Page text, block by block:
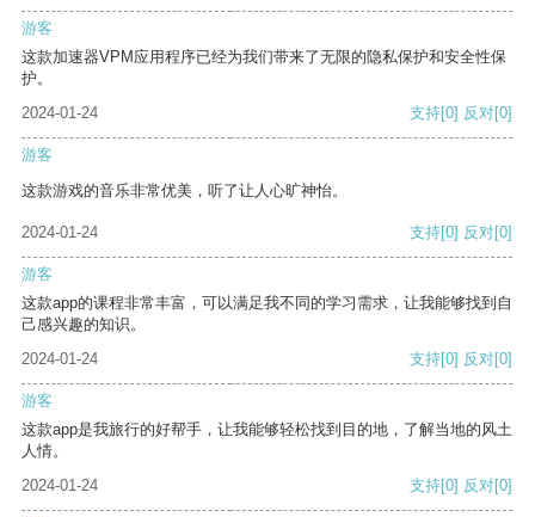
游客
这款加速器VPM应用程序已经为我们带来了无限的隐私保护和安全性保
护。
2024-01-24
支持[0] 反对[0]
游客
这款游戏的音乐非常优美，听了让人心旷神怡。
2024-01-24 支持[0] 反对[0]
游客
这款app的课程非常丰富，可以满足我不同的学习需求，让我能够找到自
己感兴趣的知识。
2024-01-24
支持[0] 反对[0]
游客
这款app是我旅行的好帮手，让我能够轻松找到目的地，了解当地的风土
人情。
2024-01-24
支持[0] 反对[0]